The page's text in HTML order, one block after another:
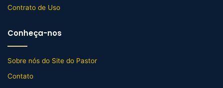
Contrato de Uso
Conheça-nos
Sobre nós do Site do Pastor
Contato